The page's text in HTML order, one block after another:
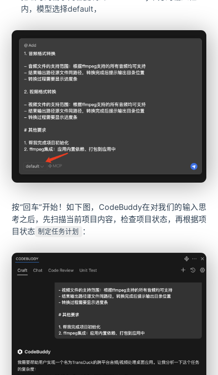
内，模型选择default，
按“回车”开始！如下图，CodeBuddy在对我们的输入思
考之后，先扫描当前项目内容，检查项目状态，再根据项
目状态 制定任务计划 ：